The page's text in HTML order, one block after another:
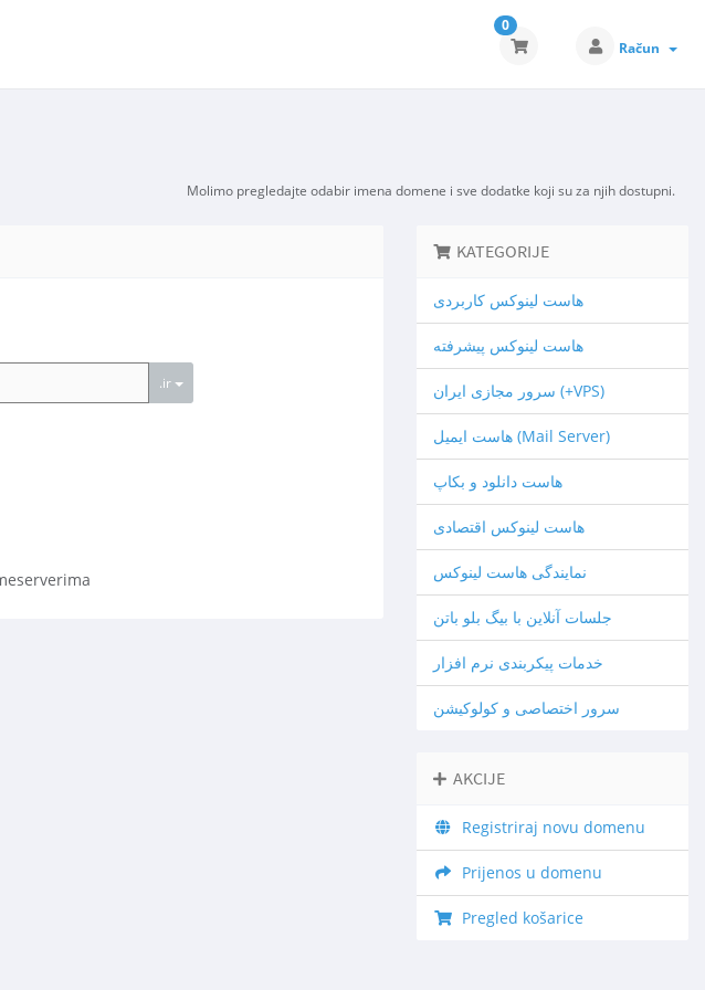
0
Račun
Molimo pregledajte odabir imena domene i sve dodatke koji su za njih dostupni.
.ir
KATEGORIJE
هاست لینوکس کاربردی
هاست لینوکس پیشرفته
سرور مجازی ایران (+VPS)
هاست ایمیل (Mail Server)
هاست دانلود و بکاپ
هاست لینوکس اقتصادی
نمایندگی هاست لینوکس
جلسات آنلاین با بیگ بلو باتن
خدمات پیکربندی نرم افزار
سرور اختصاصی و کولوکیشن
AKCIJE
Registriraj novu domenu
Prijenos u domenu
Pregled košarice